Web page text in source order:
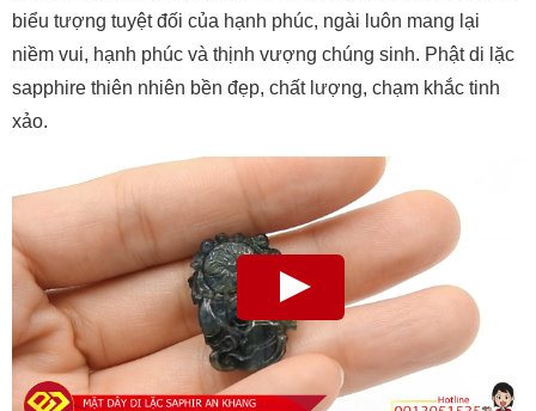
biểu tượng tuyệt đối của hạnh phúc, ngài luôn mang lại
niềm vui, hạnh phúc và thịnh vượng chúng sinh. Phật di lặc
sapphire thiên nhiên bền đẹp, chất lượng, chạm khắc tinh
xảo.